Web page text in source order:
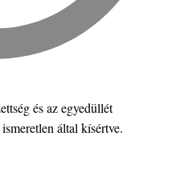
és az egyedüllét
által kísértve.